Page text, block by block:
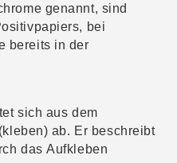
genannt, sind
bei
bereits in der
herausgelöst werden.
von anderen in
verwendeten
Farben erst durch die
des Papiers entstehen.
sich aus dem
ab. Er beschreibt
das Aufkleben